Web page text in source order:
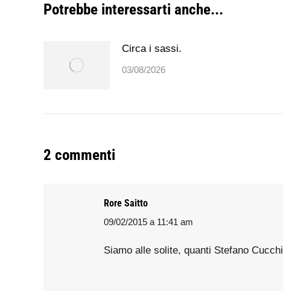
Potrebbe interessarti anche...
Circa i sassi.
03/08/2026
2 commenti
Rore Saitto
says:
09/02/2015 a 11:41 am
Siamo alle solite, quanti Stefano